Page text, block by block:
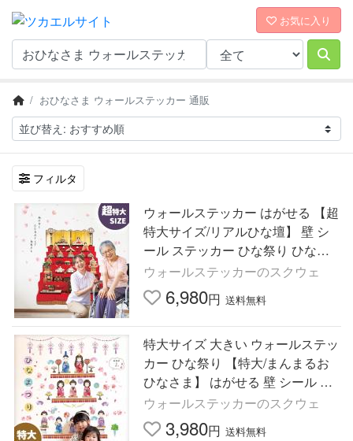
お気に入り
おひなさま ウォールステッカー 通販
フィルタ
ウォールステッカー はがせる 【超
特大サイズ/リアルひな壇】 壁 シ
ール ステッカー ひな祭り ひなま
つり ひな壇 おひな様 おひなさま
大きい 受注印刷
ウォールステッカーのスクウェ
6,980円 送料無料
特大サイズ 大きい ウォールステッ
カー ひな祭り 【特大/まんまるお
ひなさま】 はがせる 壁 シール 飾
り おしゃれ 店内装飾 おひなさま
おひな様 受注印刷
ウォールステッカーのスクウェ
3,980円 送料無料